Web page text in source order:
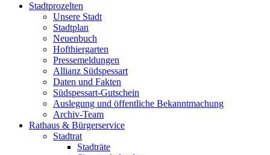
Stadtprozelten
Unsere Stadt
Stadtplan
Neuenbuch
Hofthiergarten
Pressemeldungen
Allianz Südspessart
Daten und Fakten
Südspessart-Gutschein
Auslegung und öffentliche Bekanntmachung
Archiv-Team
Rathaus & Bürgerservice
Stadtrat
Stadträte